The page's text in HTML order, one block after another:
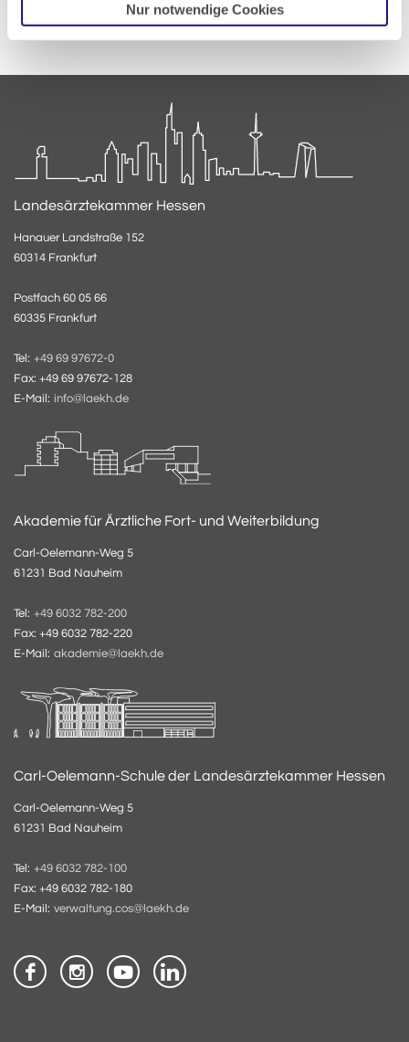
Nur notwendige Cookies
Landesärztekammer Hessen
Hanauer Landstraße 152
60314 Frankfurt
Postfach 60 05 66
60335 Frankfurt
Tel: +49 69 97672-0
Fax: +49 69 97672-128
E-Mail: info@laekh.de
Akademie für Ärztliche Fort- und Weiterbildung
Carl-Oelemann-Weg 5
61231 Bad Nauheim
Tel: +49 6032 782-200
Fax: +49 6032 782-220
E-Mail: akademie@laekh.de
Carl-Oelemann-Schule der Landesärztekammer Hessen
Carl-Oelemann-Weg 5
61231 Bad Nauheim
Tel: +49 6032 782-100
Fax: +49 6032 782-180
E-Mail: verwaltung.cos@laekh.de